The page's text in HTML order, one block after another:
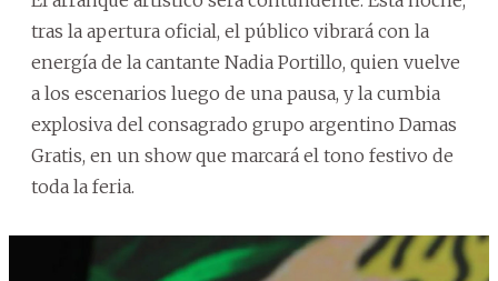
tras la apertura oficial, el público vibrará con la
energía de la cantante Nadia Portillo, quien vuelve
a los escenarios luego de una pausa, y la cumbia
explosiva del consagrado grupo argentino Damas
Gratis, en un show que marcará el tono festivo de
toda la feria.